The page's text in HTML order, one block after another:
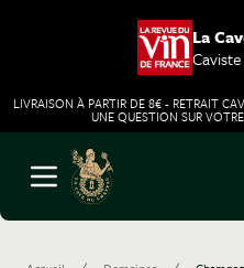
La
LIVRAISON À PARTIR DE 8€ - RETRAIT
UNE QUESTION SUR
Aller au contenu
Ouvrir le menu